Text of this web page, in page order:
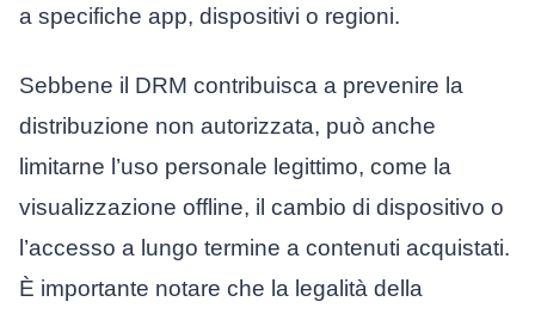
a specifiche app, dispositivi o regioni.
Sebbene il DRM contribuisca a prevenire la
distribuzione non autorizzata, può anche
limitarne l’uso personale legittimo, come la
visualizzazione offline, il cambio di dispositivo o
l’accesso a lungo termine a contenuti acquistati.
È importante notare che la legalità della